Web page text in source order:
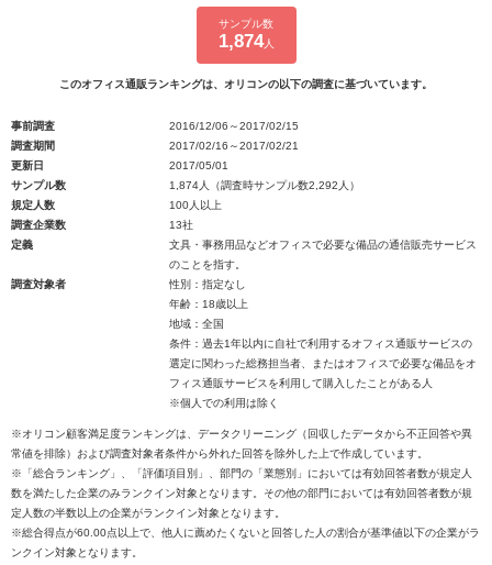
サンプル数
1,874人
このオフィス通販ランキングは、オリコンの以下の調査に基づいています。
事前調査
2016/12/06～2017/02/15
調査期間
2017/02/16～2017/02/21
更新日
2017/05/01
サンプル数
1,874人（調査時サンプル数2,292人）
規定人数
100人以上
調査企業数
13社
定義
文具・事務用品などオフィスで必要な備品の通信販売サービス
のことを指す。
調査対象者
性別：指定なし
年齢：18歳以上
地域：全国
条件：過去1年以内に自社で利用するオフィス通販サービスの
選定に関わった総務担当者、またはオフィスで必要な備品をオ
フィス通販サービスを利用して購入したことがある人
※個人での利用は除く
※オリコン顧客満足度ランキングは、データクリーニング（回収したデータから不正回答や異
常値を排除）および調査対象者条件から外れた回答を除外した上で作成しています。
※「総合ランキング」、「評価項目別」、部門の「業態別」においては有効回答者数が規定人
数を満たした企業のみランクイン対象となります。その他の部門においては有効回答者数が規
定人数の半数以上の企業がランクイン対象となります。
※総合得点が60.00点以上で、他人に薦めたくないと回答した人の割合が基準値以下の企業がラ
ンクイン対象となります。